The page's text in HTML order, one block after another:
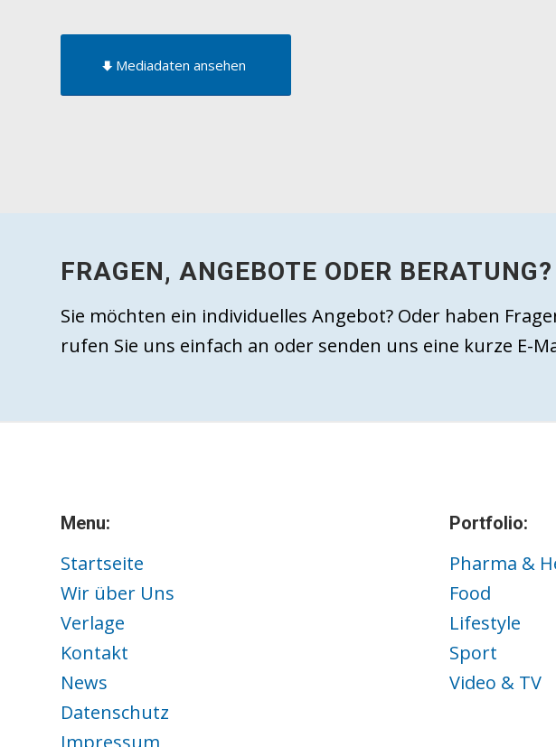
Mediadaten ansehen
FRAGEN, ANGEBOTE ODER BERATUNG?
Sie möchten ein individuelles Angebot? Oder haben
rufen Sie uns einfach an oder senden uns eine kurze E-
Menu:
Startseite
Wir über Uns
Verlage
Kontakt
News
Datenschutz
Impressum
Portfolio:
Pharma &
Food
Lifestyle
Sport
Video & TV